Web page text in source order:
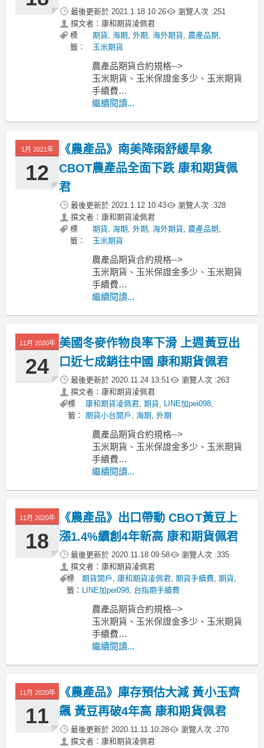
最後更新於 2021.1.18 10:26 瀏覽人次 :251
撰文者：康和期貨凌佩君
標
籤：
期貨,海期,外期,海外期貨, 農產品期,
玉米期貨
農產品期貨合約規格-->
玉米期貨、玉米保證金多少、玉米期貨
手續費
小麥期貨、小麥保證金多少、小麥期貨
----------------------------------------------
MoneyDJ新聞
繼續閱讀...
1月 2021年
12
《農產品》南美降雨舒緩旱象
CBOT農產品全面下跌 康和期貨佩
君
最後更新於 2021.1.12 10:43 瀏覽人次 :328
撰文者：康和期貨凌佩君
標
籤：
期貨,海期,外期,海外期貨, 農產品期,
玉米期貨
農產品期貨合約規格-->
玉米期貨、玉米保證金多少、玉米期貨
手續費
小麥期貨、小麥保證金多少、小麥期貨
手續費
----------------------------------------------
MoneyDJ新聞
繼續閱讀...
11月 2020年
24
美國冬麥作物良率下滑 上週黃豆出
口近七成銷往中國 康和期貨佩君
最後更新於 2020.11.24 13:51 瀏覽人次 :263
撰文者：康和期貨凌佩君
標
籤：
康和期貨凌佩君, 期貨, LINE加pei098,
期貨小台開戶 , 海期, 外期
農產品期貨合約規格-->
玉米期貨、玉米保證金多少、玉米期貨
手續費
小麥期貨、小麥保證金多少、小麥期貨
-----------------------------------------------
MoneyDJ新
繼續閱讀...
11月 2020年
18
《農產品》出口帶動 CBOT黃豆上
漲1.4%續創4年新高 康和期貨佩君
最後更新於 2020.11.18 09:58 瀏覽人次 :335
撰文者：康和期貨凌佩君
標
籤：
期貨開戶 , 康和期貨凌佩君,期貨手續費,期貨,
LINE加pei098, 台指期手續費
農產品期貨合約規格-->
玉米期貨、玉米保證金多少、玉米期貨
手續費
小麥期貨、小麥保證金多少、小麥期貨
-----------------------------------------------
MoneyDJ新
繼續閱讀...
11月 2020年
11
《農產品》庫存預估大減 黃小玉齊
飆 黃豆再破4年高 康和期貨佩君
最後更新於 2020.11.11 10:28 瀏覽人次 :270
撰文者：康和期貨凌佩君